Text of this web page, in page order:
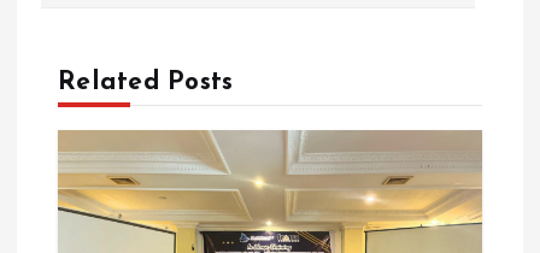
g
a
Related Posts